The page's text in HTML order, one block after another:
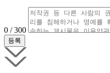
0 / 300